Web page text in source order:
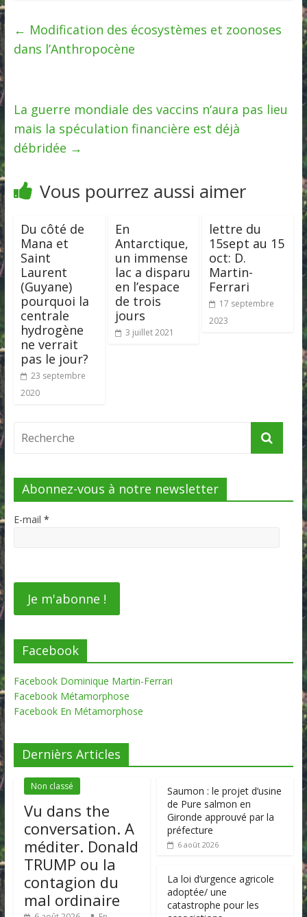
← Modification des écosystèmes et zoonoses
dans l’Anthropocène
La guerre mondiale des vaccins n‘aura pas lieu
mais la spéculation financière est déjà
débridée →
Vous pourrez aussi aimer
Du côté de
Mana et
Saint
Laurent
(Guyane)
pourquoi la
centrale
hydrogène
ne verrait
pas le jour?
23 septembre
2020
En
Antarctique,
un immense
lac a disparu
en l’espace
de trois
jours
3 juillet 2021
lettre du
15sept au 15
oct: D.
Martin-
Ferrari
17 septembre
2023
Abonnez-vous à notre newsletter
E-mail *
Facebook
Facebook Dominique Martin-Ferrari
Facebook Métamorphose
Facebook En Métamorphose
Dernièrs Articles
Non classé
Vu dans the
conversation. A
méditer. Donald
TRUMP ou la
contagion du
mal ordinaire
Saumon : le projet d’usine
de Pure salmon en
Gironde approuvé par la
préfecture
6 août 2026
La loi d’urgence agricole
adoptée/ une
catastrophe pour les